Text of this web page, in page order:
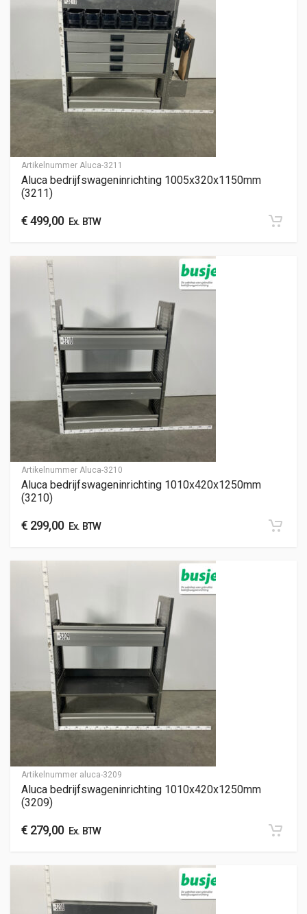
Artikelnummer Aluca-3211
Aluca bedrijfswageninrichting 1005x320x1150mm
(3211)
€499,00Ex. BTW
Artikelnummer Aluca-3210
Aluca bedrijfswageninrichting 1010x420x1250mm
(3210)
€ 299,00Ex. BTW
Artikelnummer aluca-3209
Aluca bedrijfswageninrichting 1010x420x1250mm
(3209)
€ 279,00Ex. BTW